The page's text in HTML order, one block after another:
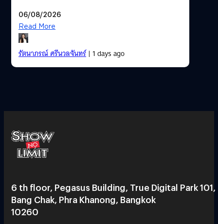
06/08/2026
Read More
รัตนาภรณ์ ศรีนวลจันทร์| 1 days ago
6 th floor, Pegasus Building, True Digital Park 101,
Bang Chak, Phra Khanong, Bangkok
10260